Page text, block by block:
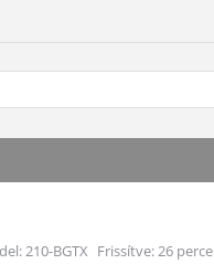
210-BGTX Frissítve: 26 perce